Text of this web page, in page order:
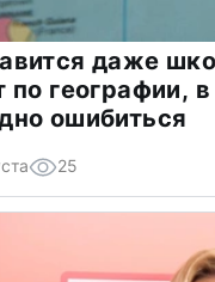
даже
по географии,
ошибиться
25